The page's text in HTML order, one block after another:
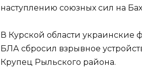
наступлению союзных сил на
В Курской области
БЛА сбросил взрывное
Крупец Рыльского района.